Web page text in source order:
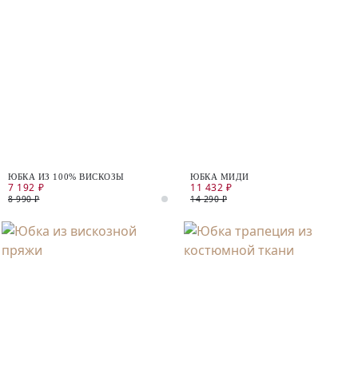
ЮБКА ИЗ 100% ВИСКОЗЫ
7 192 ₽
8 990 ₽
ЮБКА МИДИ
11 432 ₽
14 290 ₽